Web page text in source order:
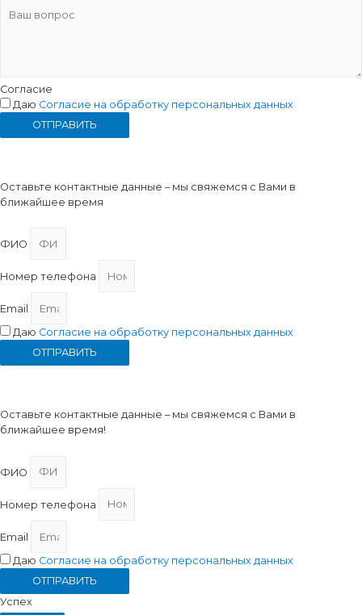
Согласие
Даю Согласие на обработку персональных данных
ОТПРАВИТЬ
Оставьте контактные данные – мы свяжемся с Вами в
ближайшее время
ФИО
Номер телефона
Email
Даю Согласие на обработку персональных данных
ОТПРАВИТЬ
Оставьте контактные данные – мы свяжемся с Вами в
ближайшее время!
ФИО
Номер телефона
Email
Даю Согласие на обработку персональных данных
ОТПРАВИТЬ
Успех